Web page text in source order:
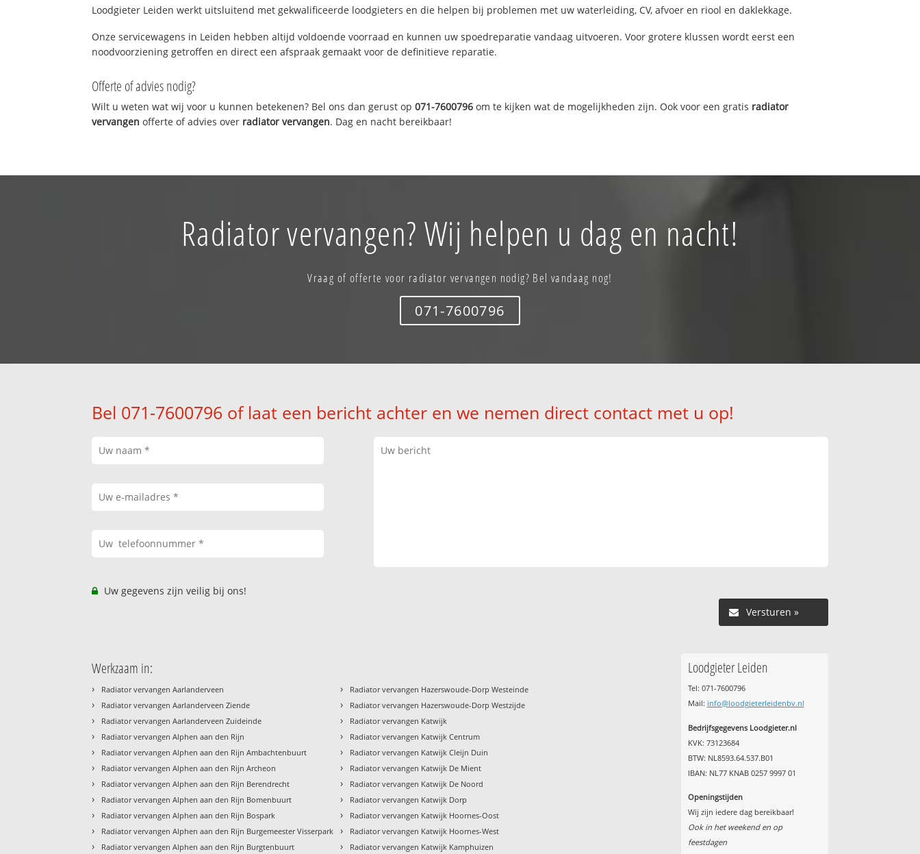
Loodgieter Leiden werkt uitsluitend met gekwalificeerde loodgieters en die helpen bij problemen met uw waterleiding, CV, afvoer en riool en daklekkage.
Onze servicewagens in Leiden hebben altijd voldoende voorraad en kunnen uw spoedreparatie vandaag uitvoeren. Voor grotere klussen wordt eerst een
noodvoorziening getroffen en direct een afspraak gemaakt voor de definitieve reparatie.
Offerte of advies nodig?
Wilt u weten wat wij voor u kunnen betekenen? Bel ons dan gerust op071-7600796 om te kijken wat de mogelijkheden zijn. Ook voor een gratis radiator
vervangen offerte of advies over radiator vervangen. Dag en nacht bereikbaar!
Radiator vervangen? Wij helpen u dag en nacht!
Vraag of offerte voor radiator vervangen nodig? Bel vandaag nog!
071-7600796
Bel 071-7600796 of laat een bericht achter en we nemen direct contact met u op!
Uw gegevens zijn veilig bij ons!
Versturen »
Werkzaam in:
› Radiator vervangen Aarlanderveen
› Radiator vervangen Aarlanderveen Ziende
› Radiator vervangen Aarlanderveen Zuideinde
› Radiator vervangen Alphen aan den Rijn
› Radiator vervangen Alphen aan den Rijn Ambachtenbuurt
› Radiator vervangen Alphen aan den Rijn Archeon
› Radiator vervangen Alphen aan den Rijn Berendrecht
› Radiator vervangen Alphen aan den Rijn Bomenbuurt
› Radiator vervangen Alphen aan den Rijn Bospark
› Radiator vervangen Alphen aan den Rijn Burgemeester Visserpark
› Radiator vervangen Alphen aan den Rijn Burgtenbuurt
› Radiator vervangen Hazerswoude-Dorp Westeinde
› Radiator vervangen Hazerswoude-Dorp Westzijde
› Radiator vervangen Katwijk
› Radiator vervangen Katwijk Centrum
› Radiator vervangen Katwijk Cleijn Duin
› Radiator vervangen Katwijk De Mient
› Radiator vervangen Katwijk De Noord
› Radiator vervangen Katwijk Dorp
› Radiator vervangen Katwijk Hoornes-Oost
› Radiator vervangen Katwijk Hoornes-West
› Radiator vervangen Katwijk Kamphuizen
Loodgieter Leiden
Tel: 071-7600796
Mail: info@loodgieterleidenbv.nl
Bedrijfsgegevens Loodgieter.nl
KVK: 73123684
BTW: NL8593.64.537.B01
IBAN: NL77 KNAB 0257 9997 01
Openingstijden
Wij zijn iedere dag bereikbaar!
Ook in het weekend en op
feestdagen